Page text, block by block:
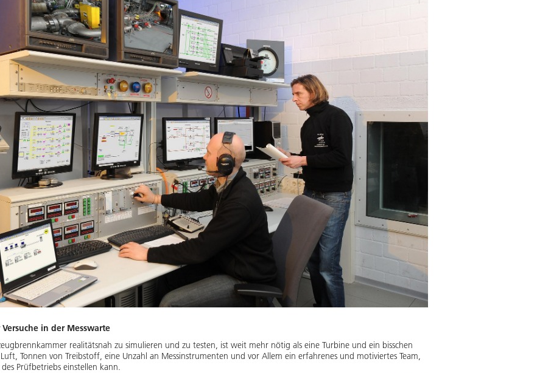
in der Messwarte
realitätsnah zu simulieren und zu testen, ist weit mehr nötig als eine Turbine und ein bisschen
Tonnen von Treibstoff, eine Unzahl an Messinstrumenten und vor Allem ein erfahrenes und motiviertes Team,
Prüfbetriebs einstellen kann.